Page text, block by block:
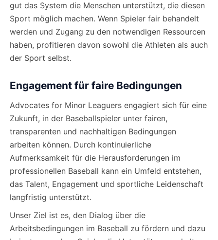
gut das System die Menschen unterstützt, die diesen
Sport möglich machen. Wenn Spieler fair behandelt
werden und Zugang zu den notwendigen Ressourcen
haben, profitieren davon sowohl die Athleten als auch
der Sport selbst.
Engagement für faire Bedingungen
Advocates for Minor Leaguers engagiert sich für eine
Zukunft, in der Baseballspieler unter fairen,
transparenten und nachhaltigen Bedingungen
arbeiten können. Durch kontinuierliche
Aufmerksamkeit für die Herausforderungen im
professionellen Baseball kann ein Umfeld entstehen,
das Talent, Engagement und sportliche Leidenschaft
langfristig unterstützt.
Unser Ziel ist es, den Dialog über die
Arbeitsbedingungen im Baseball zu fördern und dazu